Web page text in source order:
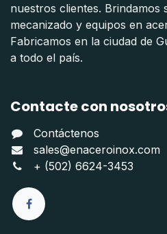
nuestros clientes. Brindamos
mecanizado y equipos en
Fabricamos en la ciudad de
a todo el país.
Contacte con
Contáctenos
sales@enaceroinox.com
+ (502) 6624-3453